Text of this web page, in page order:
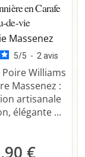
en Carafe
de-vie
Massenez
5/5 - 2 avis
Poire Williams
Massenez :
artisanale
élégante ...
€